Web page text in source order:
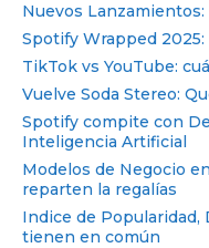
Nuevos
Spotify Wrapped
TikTok vs YouTube:
Vuelve Soda Stereo:
Spotify compite con
Inteligencia Artificial
Modelos de Negocio
reparten la regalías
Indice de Popularidad,
tienen en común